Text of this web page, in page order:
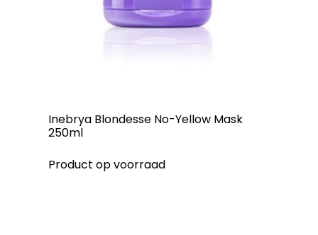
Inebrya Blondesse No-Yellow Mask
250ml
Product op voorraad